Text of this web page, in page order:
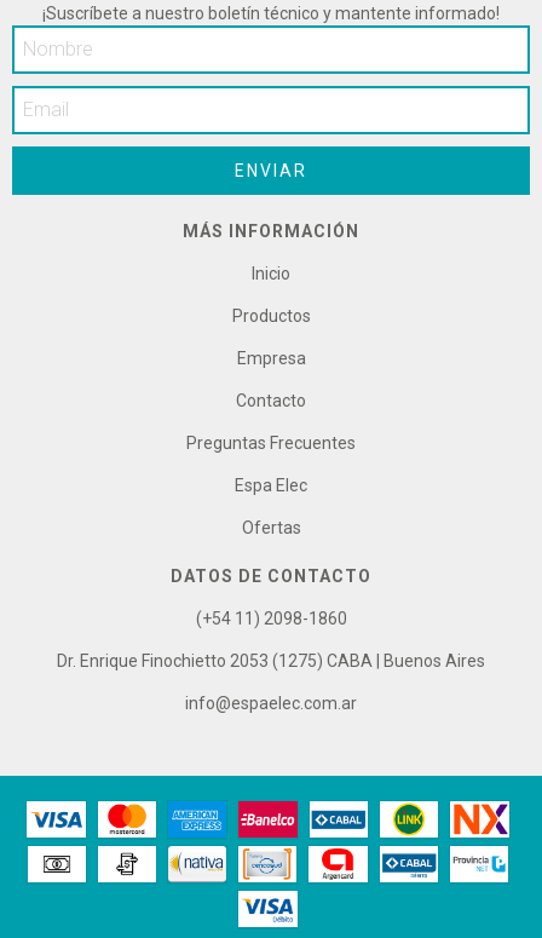
¡Suscríbete a nuestro boletín técnico y mantente informado!
MÁS INFORMACIÓN
Inicio
Productos
Empresa
Contacto
Preguntas Frecuentes
Espa Elec
Ofertas
DATOS DE CONTACTO
(+54 11) 2098-1860
Dr. Enrique Finochietto 2053 (1275) CABA | Buenos Aires
info@espaelec.com.ar